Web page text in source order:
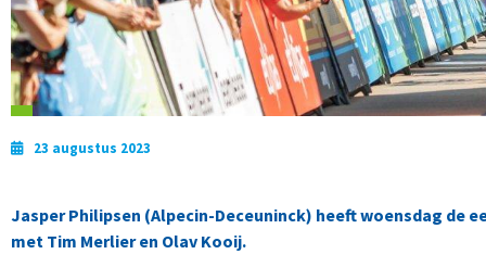
23 augustus 2023
JasperPhilipsen (Alpecin-Deceuninck) heeft woensdag de
met Tim Merlier en Olav Kooij.